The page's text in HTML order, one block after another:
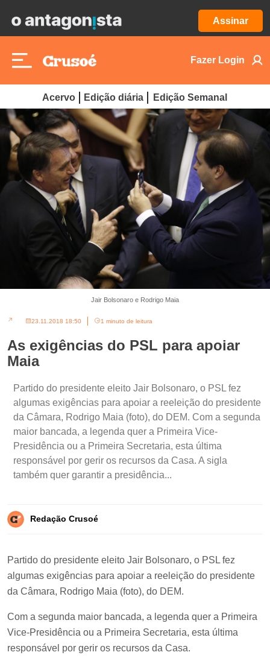
Assinar
Fazer Login
Acervo Edição diária Edição Semanal
Jair Bolsonaro e Rodrigo Maia
23.11.2018 18:50 1 minuto de leitura
As exigências do PSL para apoiar
Maia
Partido do presidente eleito Jair Bolsonaro, o PSL fez
algumas exigências para apoiar a reeleição do presidente
da Câmara, Rodrigo Maia (foto), do DEM. Com a segunda
maior bancada, a legenda quer a Primeira Vice-
Presidência ou a Primeira Secretaria, esta última
responsável por gerir os recursos da Casa. A sigla
também quer garantir a presidência...
Redação Crusoé
Partido do presidente eleito Jair Bolsonaro, o PSL fez
algumas exigências para apoiar a reeleição do presidente
da Câmara, Rodrigo Maia (foto), do DEM.
Com a segunda maior bancada, a legenda quer a Primeira
Vice-Presidência ou a Primeira Secretaria, esta última
responsável por gerir os recursos da Casa.